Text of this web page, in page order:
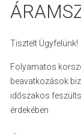
Tisztelt Ügyfelünk!
Folyamatos
beavatkozások
időszakos
érdekében